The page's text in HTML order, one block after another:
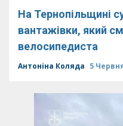
На Тернопільщині
вантажівки, який
велосипедиста
Антоніна Коляда 5